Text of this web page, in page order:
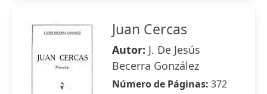
Juan Cercas
Autor: J. De Jesús
Becerra González
Número de Páginas: 372